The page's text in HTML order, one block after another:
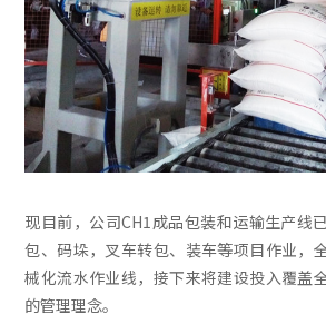
现目前，公司CH1成品包装和运输生产线
包、码垛，叉车转包、装车等项目作业，
械化流水作业线，接下来将建设投入覆盖
的管理理念。